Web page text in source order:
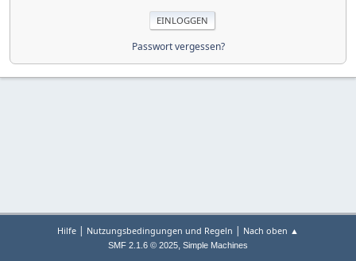
Passwort vergessen?
Hilfe | Nutzungsbedingungen und Regeln | Nach oben ▲
SMF 2.1.6 © 2025, Simple Machines